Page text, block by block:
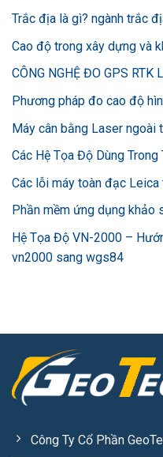
Trắc địa là gì? ngành trắc
Cao độ trong xây dựng và
CÔNG NGHỆ ĐO GPS RTK
Phương pháp đo cao độ
Máy cân bằng Laser ngoài
Các Hệ Tọa Độ Dùng Trong
Các lỗi máy toàn đạc
Phần mềm ứng dụng khảo
Hệ Tọa Độ VN-2000 –
vn2000 sang wgs84
Công Ty Cổ Phần